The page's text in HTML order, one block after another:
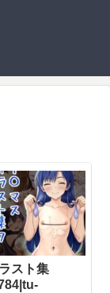
スト集